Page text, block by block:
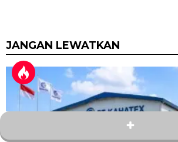
JANGAN LEWATKAN